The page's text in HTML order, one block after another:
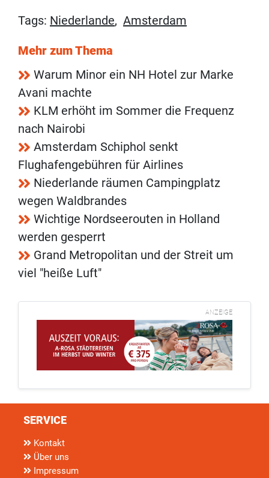
Tags: Niederlande, Amsterdam
Mehr zum Thema
Warum Minor ein NH Hotel zur Marke
Avani machte
KLM erhöht im Sommer die Frequenz
nach Nairobi
Amsterdam Schiphol senkt
Flughafengebühren für Airlines
Niederlande räumen Campingplatz
wegen Waldbrandes
Wichtige Nordseerouten in Holland
werden gesperrt
Grand Metropolitan und der Streit um
viel "heiße Luft"
ANZEIGE
SERVICE
Kontakt
Über uns
Impressum